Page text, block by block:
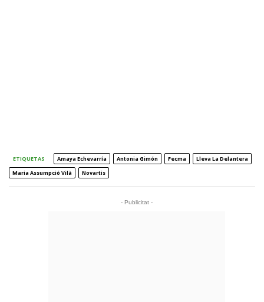
ETIQUETAS Amaya Echevarría Antonia Gimón Fecma
Lleva La Delantera
Maria Assumpció Vilà
Novartis
- Publicitat -